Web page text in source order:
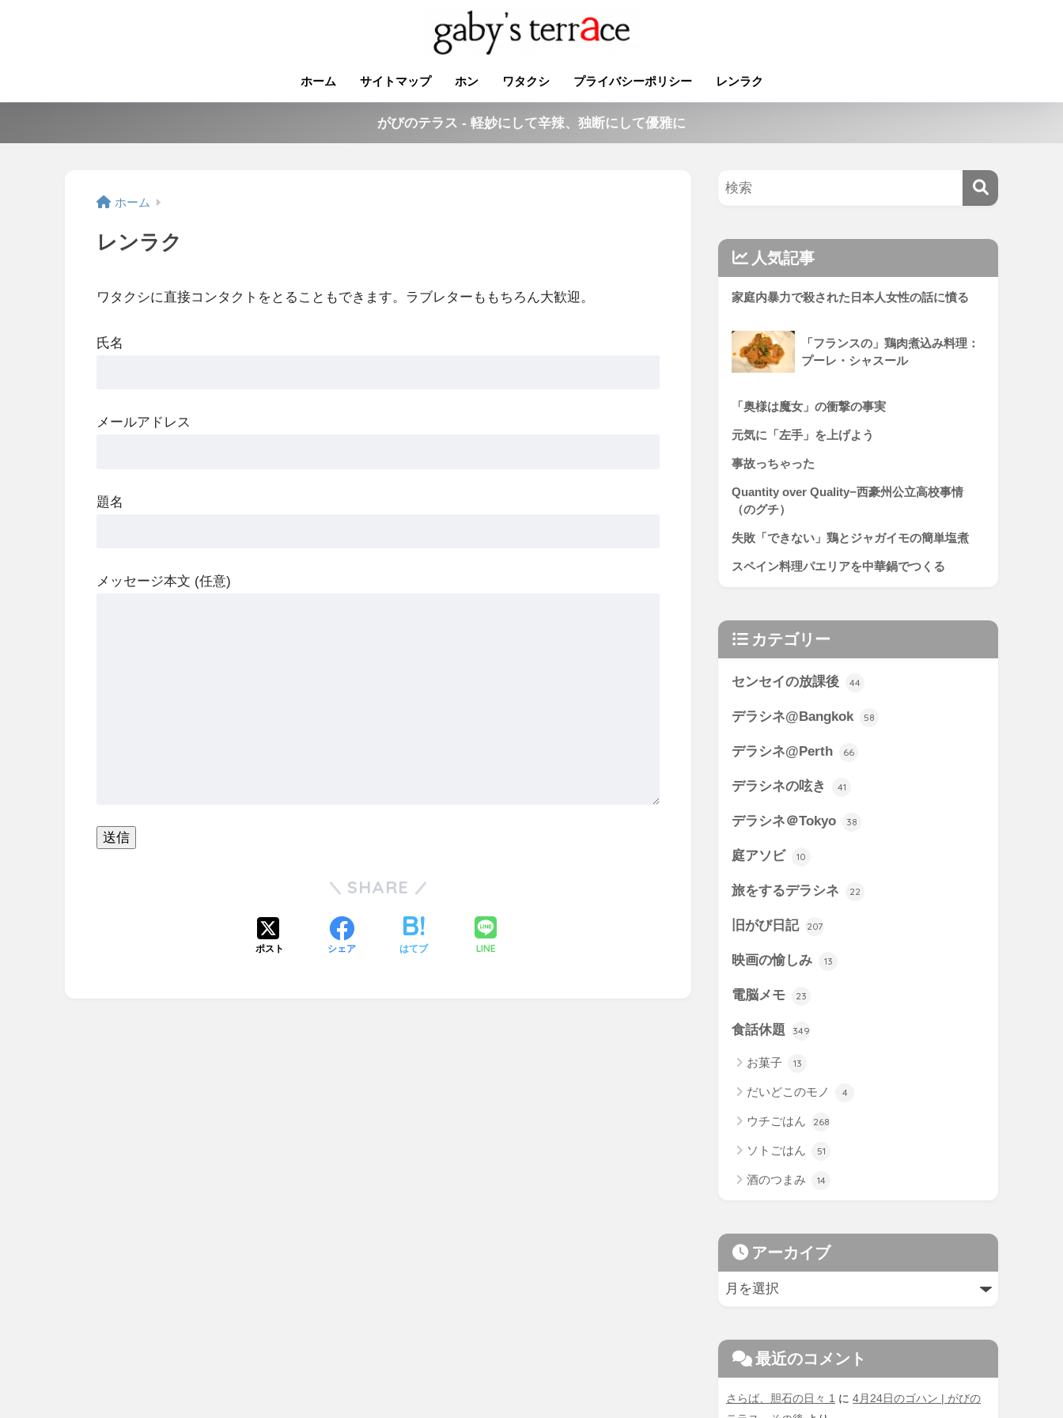
ホーム サイトマップ ホン ワタクシ プライバシーポリシー レンラク
がびのテラス - 軽妙にして辛辣、独断にして優雅に
ホーム
レンラク
ワタクシに直接コンタクトをとることもできます。ラブレターももちろん大歓迎。
氏名
メールアドレス
題名
メッセージ本文 (任意)
SHARE
ポスト シェア はてブ LINE
人気記事
家庭内暴力で殺された日本人女性の話に憤る
「フランスの」鶏肉煮込み料理：
プーレ・シャスール
「奥様は魔女」の衝撃の事実
元気に「左手」を上げよう
事故っちゃった
Quantity over Quality−西豪州公立高校事情
（のグチ）
失敗「できない」鶏とジャガイモの簡単塩煮
スペイン料理パエリアを中華鍋でつくる
カテゴリー
センセイの放課後 44
デラシネ@Bangkok 58
デラシネ@Perth 66
デラシネの呟き 41
デラシネ＠Tokyo 38
庭アソビ 10
旅をするデラシネ 22
旧がび日記 207
映画の愉しみ 13
電脳メモ 23
食話休題 349
お菓子 13
だいどこのモノ 4
ウチごはん 268
ソトごはん 51
酒のつまみ 14
アーカイブ
最近のコメント
さらば、胆石の日々 1 に 4月24日のゴハン | がびの